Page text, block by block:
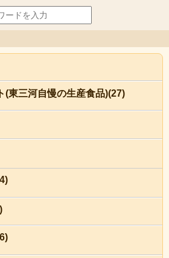
(東三河自慢の生産食品)(27)